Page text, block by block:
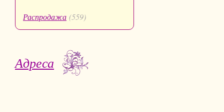
Распродажа (559)
Адреса